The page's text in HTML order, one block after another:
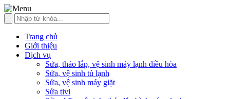
Trang chủ
Giới thiệu
Dịch vụ
Sửa, tháo lắp, vệ sinh máy lạnh điều hòa
Sửa, vệ sinh tủ lạnh
Sửa, vệ sinh máy giặt
Sửa tivi